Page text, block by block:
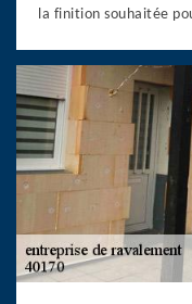
la finition souhaitée